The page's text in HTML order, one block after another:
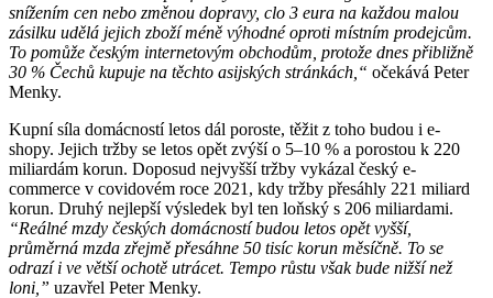
snížením cen nebo změnou dopravy, clo 3 eura na každou malou
zásilku udělá jejich zboží méně výhodné oproti místním prodejcům.
To pomůže českým internetovým obchodům, protože dnes přibližně
30 % Čechů kupuje na těchto asijských stránkách,“ očekává Peter
Menky.
Kupní síla domácností letos dál poroste, těžit z toho budou i e-
shopy. Jejich tržby se letos opět zvýší o 5–10 % a porostou k 220
miliardám korun. Doposud nejvyšší tržby vykázal český e-
commerce v covidovém roce 2021, kdy tržby přesáhly 221 miliard
korun. Druhý nejlepší výsledek byl ten loňský s 206 miliardami.
“Reálné mzdy českých domácností budou letos opět vyšší,
průměrná mzda zřejmě přesáhne 50 tisíc korun měsíčně. To se
odrazí i ve větší ochotě utrácet. Tempo růstu však bude nižší než
loni,” uzavřel Peter Menky.